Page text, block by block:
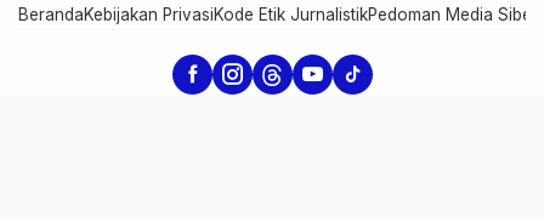
BerandaKebijakan PrivasiKode Etik JurnalistikPedoman Media Siber